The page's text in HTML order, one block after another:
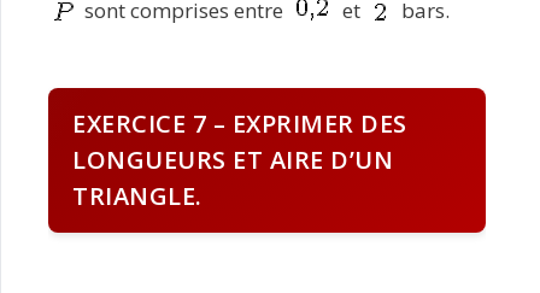
sont comprises entre
et bars.
EXERCICE 7 – EXPRIMER DES
LONGUEURS ET AIRE D’UN
TRIANGLE.